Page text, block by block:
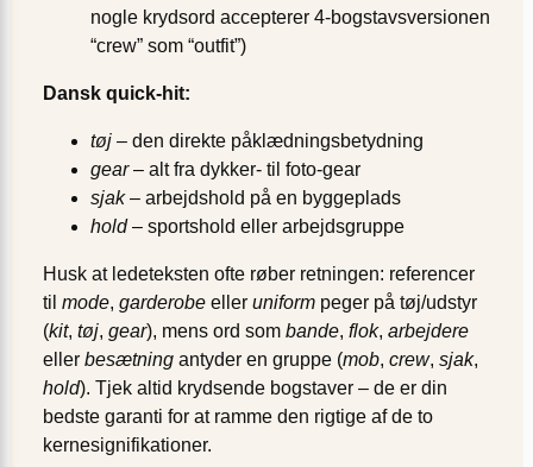
nogle krydsord accepterer 4-bogstavsversionen
“crew” som “outfit”)
Dansk quick-hit:
tøj – den direkte påklædningsbetydning
gear– alt fra dykker- til foto-gear
sjak– arbejdshold på en byggeplads
hold– sportshold eller arbejdsgruppe
Husk at ledeteksten ofte røber retningen: referencer
til mode, garderobe eller uniform peger på tøj/udstyr
(kit, tøj, gear), mens ord som bande, flok, arbejdere
eller besætning antyder en gruppe (mob, crew, sjak,
hold). Tjek altid krydsende bogstaver – de er din
bedste garanti for at ramme den rigtige af de to
kernesignifikationer.